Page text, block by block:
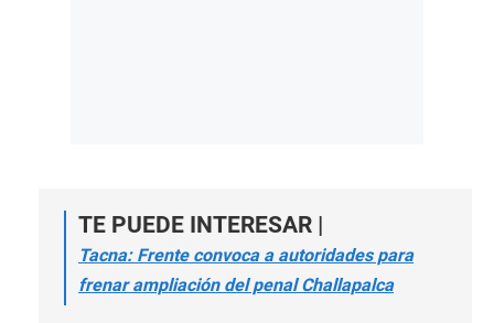
TE PUEDE INTERESAR |
Tacna: Frente convoca a autoridades para
frenar ampliación del penal Challapalca